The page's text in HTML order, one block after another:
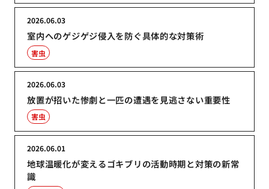
室内へのゲジゲジ侵入を防ぐ具体的な対策術
2026.06.03
害虫
放置が招いた惨劇と一匹の遭遇を見逃さない重要性
2026.06.03
害虫
地球温暖化が変えるゴキブリの活動時期と対策の新常
識
2026.06.01